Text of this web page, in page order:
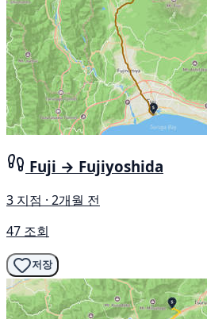
Fuji → Fujiyoshida
3 지점 · 2개월 전
47 조회
저장